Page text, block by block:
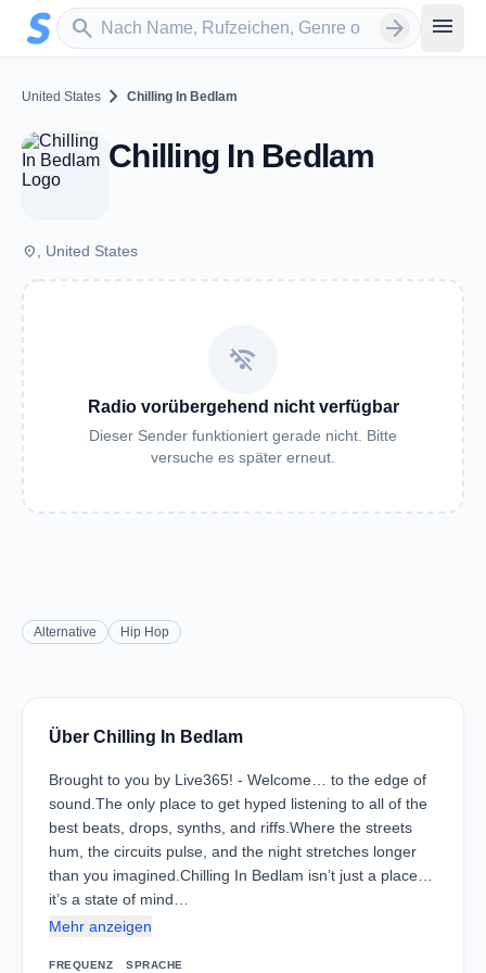
Zum Hauptinhalt springen
search
Sender suchen arrow_forward menu
United States chevron_right Chilling In Bedlam
Chilling In Bedlam
place , United States
wifi_off
Radio vorübergehend nicht verfügbar
Dieser Sender funktioniert gerade nicht. Bitte
versuche es später erneut.
Alternative Hip Hop
Über Chilling In Bedlam
Brought to you by Live365! - Welcome… to the edge of
sound.The only place to get hyped listening to all of the
best beats, drops, synths, and riffs.Where the streets
hum, the circuits pulse, and the night stretches longer
than you imagined.Chilling In Bedlam isn’t just a place…
it’s a state of mind…
Mehr anzeigen
FREQUENZ SPRACHE